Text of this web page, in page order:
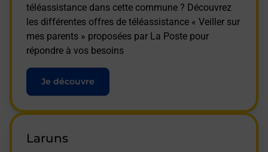
téléassistance dans cette commune ? Découvrez
les différentes offres de téléassistance « Veiller sur
mes parents » proposées par La Poste pour
répondre à vos besoins
Je découvre
Laruns